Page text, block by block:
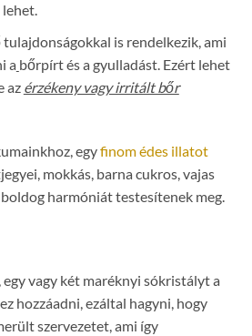
is rendelkezik, ami
a bőrpírt és a gyulladást. Ezért lehet
az érzékeny vagy irritált bőr
egyfinom édes illatot
mokkás, barna cukros, vajas
harmóniát testesítenek meg.
vagy két maréknyi sókristályt a
hozzáadni, ezáltal hagyni, hogy
szervezetet, ami így